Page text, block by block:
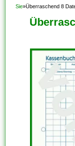
Sie»Überraschend 8